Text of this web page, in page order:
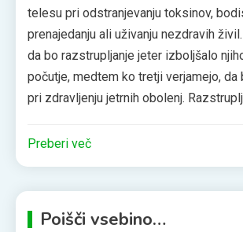
telesu pri odstranjevanju toksinov,
prenajedanju ali uživanju nezdravih
da bo razstrupljanje jeter izboljšalo
počutje, medtem ko tretji verjamejo, da
pri zdravljenju jetrnih obolenj.
Preberi več
Poišči vsebino…